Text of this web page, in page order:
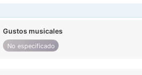
Gustos musicales
No especificado